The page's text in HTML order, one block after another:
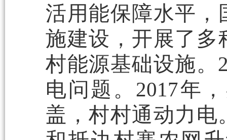
活用能保障水平，
施建设，开展了多
村能源基础设施。
电问题。2017年
盖，村村通动力电